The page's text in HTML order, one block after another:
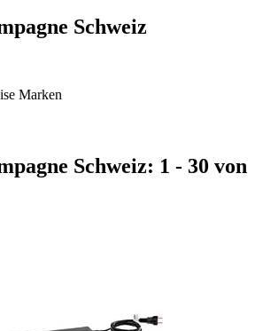
Schweiz
Marken
Schweiz: 1 - 30 von